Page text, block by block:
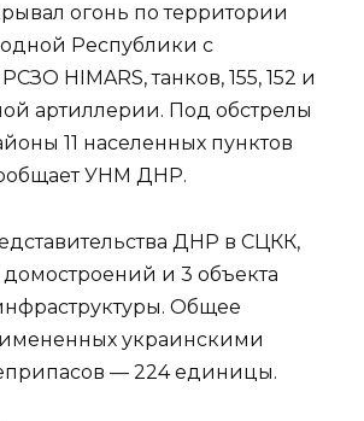
огонь по территории
Республики с
HIMARS, танков, 155, 152 и
артиллерии. Под обстрелы
11 населенных пунктов
УНМ ДНР.
ДНР в СЦКК,
и 3 объекта
Общее
украинскими
— 224 единицы.